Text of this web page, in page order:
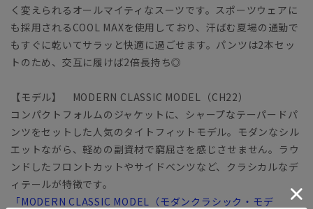
く変えられるオールマイティなスーツです。スポーツウェアに
も採用されるCOOL MAXを使用しており、汗ばむ夏場の通勤で
もすぐに乾いてサラッと快適に過ごせます。パンツは2本セッ
トのため、交互に履けば2倍長持ち◎
【モデル】 MODERN CLASSIC MODEL（CH22）
コンパクトフォルムのジャケットに、シャープなテーパードパ
ンツをセットした人気のタイトフィットモデル。モダンなシル
エットながら、軽めの副資材で窮屈さを感じさせません。ラウ
ンドしたフロントカットやサイドベンツなど、クラシカルなデ
ィテールが特徴です。
「MODERN CLASSIC MODEL（モダンクラシック・モデ